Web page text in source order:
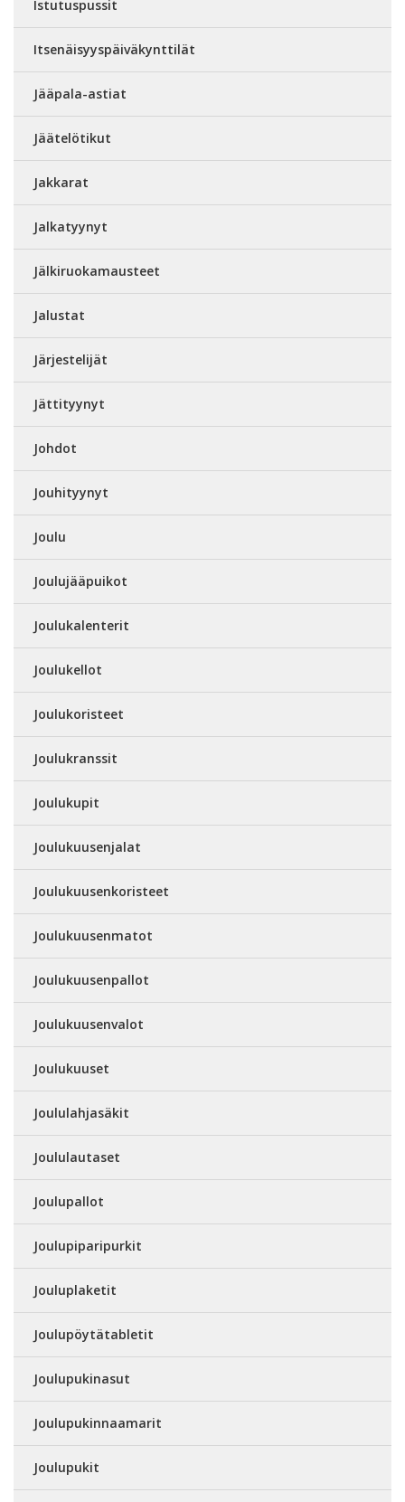
Istutuspussit
Itsenäisyyspäiväkynttilät
Jääpala-astiat
Jäätelötikut
Jakkarat
Jalkatyynyt
Jälkiruokamausteet
Jalustat
Järjestelijät
Jättityynyt
Johdot
Jouhityynyt
Joulu
Joulujääpuikot
Joulukalenterit
Joulukellot
Joulukoristeet
Joulukranssit
Joulukupit
Joulukuusenjalat
Joulukuusenkoristeet
Joulukuusenmatot
Joulukuusenpallot
Joulukuusenvalot
Joulukuuset
Joululahjasäkit
Joululautaset
Joulupallot
Joulupiparipurkit
Jouluplaketit
Joulupöytätabletit
Joulupukinasut
Joulupukinnaamarit
Joulupukit